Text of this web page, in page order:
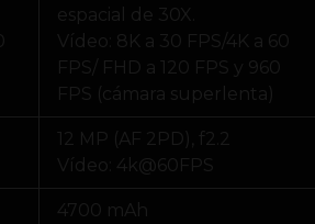
espacial de 30X.
Vídeo: 8K a 30 FPS/4K a 60
FPS/ FHD a 120 FPS y 960
FPS (cámara superlenta)
12 MP (AF 2PD), f2.2
Vídeo: 4k@60FPS
4700 mAh